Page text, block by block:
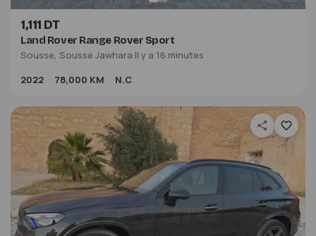
1,111 DT
Land Rover Range Rover Sport
Sousse, Sousse Jawhara·Il y a 16 minutes
2022
78,000 KM N.C